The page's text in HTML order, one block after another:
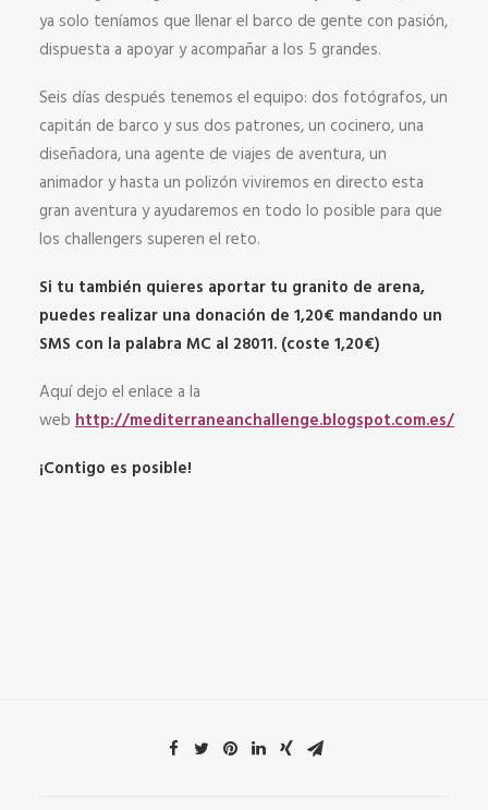
ya solo teníamos que llenar el barco de gente con pasión,
dispuesta a apoyar y acompañar a los 5 grandes.
Seis días después tenemos el equipo: dos fotógrafos, un
capitán de barco y sus dos patrones, un cocinero, una
diseñadora, una agente de viajes de aventura, un
animador y hasta un polizón viviremos en directo esta
gran aventura y ayudaremos en todo lo posible para que
los challengers superen el reto.
Si tu también quieres aportar tu granito de arena,
puedes realizar una donación de 1,20€ mandando un
SMS con la palabra MC al 28011. (coste 1,20€)
Aquí dejo el enlace a la
web http://mediterraneanchallenge.blogspot.com.es/
¡Contigo es posible!